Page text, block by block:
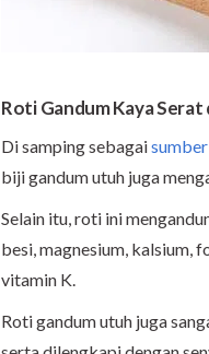
Roti GandumKaya
Di samping sebagai
biji gandum utuh juga
Selain itu, roti ini
besi, magnesium, kalsium,
vitamin K.
Roti gandum utuh juga